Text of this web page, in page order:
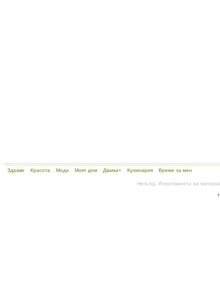
Здраве Красота Мода Моят дом Двама+ Кулинария Време за мен
Hera.bg. Използването на